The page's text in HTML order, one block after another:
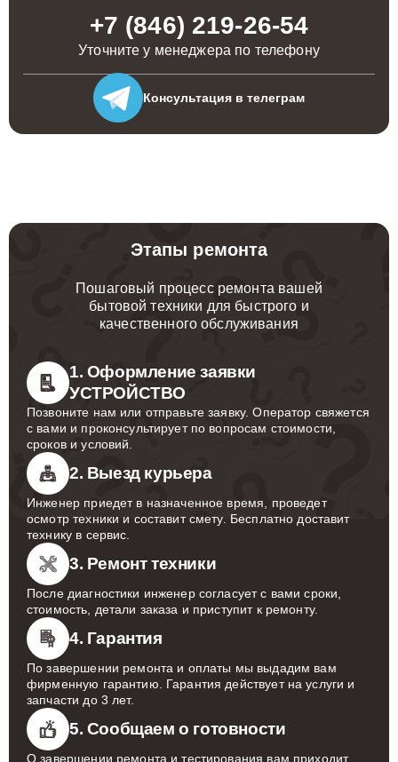
+7 (846) 219-26-54
Уточните у менеджера по телефону
Консультация в телеграм
Этапы ремонта
Пошаговый процесс ремонта вашей
бытовой техники для быстрого и
качественного обслуживания
1. Оформление заявки
УСТРОЙСТВО
Позвоните нам или отправьте заявку. Оператор свяжется
с вами и проконсультирует по вопросам стоимости,
сроков и условий.
2. Выезд курьера
Инженер приедет в назначенное время, проведет
осмотр техники и составит смету. Бесплатно доставит
технику в сервис.
3. Ремонт техники
После диагностики инженер согласует с вами сроки,
стоимость, детали заказа и приступит к ремонту.
4. Гарантия
По завершении ремонта и оплаты мы выдадим вам
фирменную гарантию. Гарантия действует на услуги и
запчасти до 3 лет.
5. Сообщаем о готовности
О завершении ремонта и тестирования вам приходит